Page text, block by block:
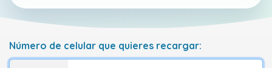
Número de celular que quieres recargar: